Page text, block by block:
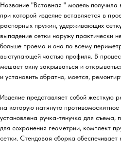
Название "Вставная " модель получила
при которой изделие вставляется в
распорных пружин, удерживающих
выпадение сетки наружу практически
больше проема и она по всему
выступающей частью профиля. В
мешает окну закрываться и
и установить обратно, моется,
Изделие представляет собой жесткую
на которую натянуто противомоскитное
установлена ручка-тянучка для съема,
для сохранения геометрии, комплект
сетки. Стендовая сборка обеспечивает